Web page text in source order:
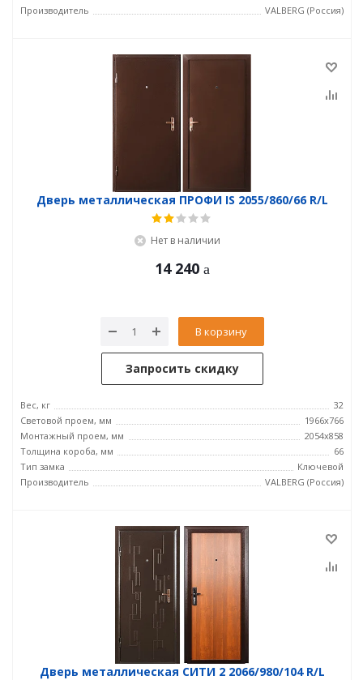
Производитель
VALBERG (Россия)
Дверь металлическая ПРОФИ IS 2055/860/66 R/L
Нет в наличии
14 240
В корзину
Запросить скидку
Вес, кг
32
Световой проем, мм
1966x766
Монтажный проем, мм
2054x858
Толщина короба, мм
66
Тип замка
Ключевой
Производитель
VALBERG (Россия)
Дверь металлическая СИТИ 2 2066/980/104 R/L